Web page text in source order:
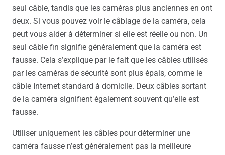
seul câble, tandis que les caméras plus anciennes en ont
deux. Si vous pouvez voir le câblage de la caméra, cela
peut vous aider à déterminer si elle est réelle ou non. Un
seul câble fin signifie généralement que la caméra est
fausse. Cela s’explique par le fait que les câbles utilisés
par les caméras de sécurité sont plus épais, comme le
câble Internet standard à domicile. Deux câbles sortant
de la caméra signifient également souvent qu’elle est
fausse.
Utiliser uniquement les câbles pour déterminer une
caméra fausse n’est généralement pas la meilleure